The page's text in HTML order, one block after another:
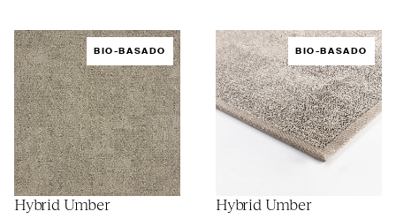
BIO-BASADO
Hybrid Umber
BIO-BASADO
Hybrid Umber